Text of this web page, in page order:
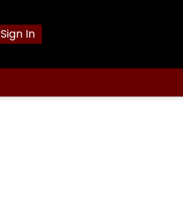
Sign In